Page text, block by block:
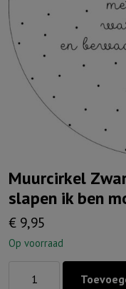
Muurcirkel
slapen ik ben
€ 9,95
Op voorraad